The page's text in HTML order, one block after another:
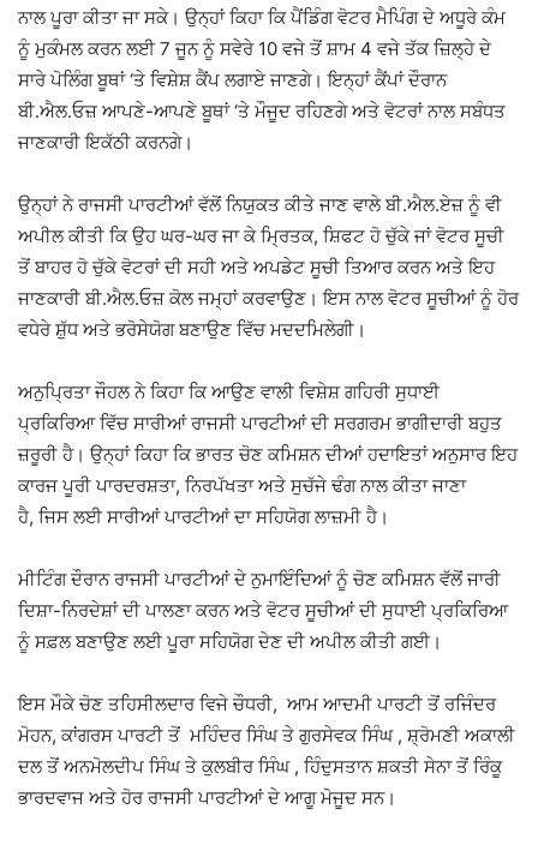
ਨਾਲ ਪੂਰਾ ਕੀਤਾ ਜਾ ਸਕੇ। ਉਨ੍ਹਾਂ ਕਿਹਾ ਕਿ ਪੈਂਡਿੰਗ ਵੋਟਰ ਮੈਪਿੰਗ ਦੇ ਅਧੂਰੇ ਕੰਮ
ਨੂੰ ਮੁਕੰਮਲ ਕਰਨ ਲਈ 7 ਜੂਨ ਨੂੰ ਸਵੇਰੇ 10 ਵਜੇ ਤੋਂ ਸ਼ਾਮ 4 ਵਜੇ ਤੱਕ ਜ਼ਿਲ੍ਹੇ ਦੇ
ਸਾਰੇ ਪੋਲਿੰਗ ਬੂਥਾਂ ‘ਤੇ ਵਿਸ਼ੇਸ਼ ਕੈਂਪ ਲਗਾਏ ਜਾਣਗੇ। ਇਨ੍ਹਾਂ ਕੈਂਪਾਂ ਦੌਰਾਨ
ਬੀ.ਐਲ.ਓਜ਼ ਆਪਣੇ-ਆਪਣੇ ਬੂਥਾਂ ‘ਤੇ ਮੌਜੂਦ ਰਹਿਣਗੇ ਅਤੇ ਵੋਟਰਾਂ ਨਾਲ ਸਬੰਧਤ
ਜਾਣਕਾਰੀ ਇਕੱਠੀ ਕਰਨਗੇ।
ਉਨ੍ਹਾਂ ਨੇ ਰਾਜਸੀ ਪਾਰਟੀਆਂ ਵੱਲੋਂ ਨਿਯੁਕਤ ਕੀਤੇ ਜਾਣ ਵਾਲੇ ਬੀ.ਐਲ.ਏਜ਼ ਨੂੰ ਵੀ
ਅਪੀਲ ਕੀਤੀ ਕਿ ਉਹ ਘਰ-ਘਰ ਜਾ ਕੇ ਮ੍ਰਿਤਕ, ਸ਼ਿਫਟ ਹੋ ਚੁੱਕੇ ਜਾਂ ਵੋਟਰ ਸੂਚੀ
ਤੋਂ ਬਾਹਰ ਹੋ ਚੁੱਕੇ ਵੋਟਰਾਂ ਦੀ ਸਹੀ ਅਤੇ ਅਪਡੇਟ ਸੂਚੀ ਤਿਆਰ ਕਰਨ ਅਤੇ ਇਹ
ਜਾਣਕਾਰੀ ਬੀ.ਐਲ.ਓਜ਼ ਕੋਲ ਜਮ੍ਹਾਂ ਕਰਵਾਉਣ। ਇਸ ਨਾਲ ਵੋਟਰ ਸੂਚੀਆਂ ਨੂੰ ਹੋਰ
ਵਧੇਰੇ ਸ਼ੁੱਧ ਅਤੇ ਭਰੋਸੇਯੋਗ ਬਣਾਉਣ ਵਿੱਚ ਮਦਦਮਿਲੇਗੀ।
ਅਨੁਪ੍ਰਿਤਾ ਜੌਹਲ ਨੇ ਕਿਹਾ ਕਿ ਆਉਣ ਵਾਲੀ ਵਿਸ਼ੇਸ਼ ਗਹਿਰੀ ਸੁਧਾਈ
ਪ੍ਰਕਿਰਿਆ ਵਿੱਚ ਸਾਰੀਆਂ ਰਾਜਸੀ ਪਾਰਟੀਆਂ ਦੀ ਸਰਗਰਮ ਭਾਗੀਦਾਰੀ ਬਹੁਤ
ਜ਼ਰੂਰੀ ਹੈ। ਉਨ੍ਹਾਂ ਕਿਹਾ ਕਿ ਭਾਰਤ ਚੋਣ ਕਮਿਸ਼ਨ ਦੀਆਂ ਹਦਾਇਤਾਂ ਅਨੁਸਾਰ ਇਹ
ਕਾਰਜ ਪੂਰੀ ਪਾਰਦਰਸ਼ਤਾ, ਨਿਰਪੱਖਤਾ ਅਤੇ ਸੁਚੱਜੇ ਢੰਗ ਨਾਲ ਕੀਤਾ ਜਾਣਾ
ਹੈ, ਜਿਸ ਲਈ ਸਾਰੀਆਂ ਪਾਰਟੀਆਂ ਦਾ ਸਹਿਯੋਗ ਲਾਜ਼ਮੀ ਹੈ।
ਮੀਟਿੰਗ ਦੌਰਾਨ ਰਾਜਸੀ ਪਾਰਟੀਆਂ ਦੇ ਨੁਮਾਇੰਦਿਆਂ ਨੂੰ ਚੋਣ ਕਮਿਸ਼ਨ ਵੱਲੋਂ ਜਾਰੀ
ਦਿਸ਼ਾ-ਨਿਰਦੇਸ਼ਾਂ ਦੀ ਪਾਲਣਾ ਕਰਨ ਅਤੇ ਵੋਟਰ ਸੂਚੀਆਂ ਦੀ ਸੁਧਾਈ ਪ੍ਰਕਿਰਿਆ
ਨੂੰ ਸਫ਼ਲ ਬਣਾਉਣ ਲਈ ਪੂਰਾ ਸਹਿਯੋਗ ਦੇਣ ਦੀ ਅਪੀਲ ਕੀਤੀ ਗਈ।
ਇਸ ਮੌਕੇ ਚੋਣ ਤਹਿਸੀਲਦਾਰ ਵਿਜੇ ਚੌਧਰੀ, ਆਮ ਆਦਮੀ ਪਾਰਟੀ ਤੋਂ ਰਜਿੰਦਰ
ਮੋਹਨ, ਕਾਂਗਰਸ ਪਾਰਟੀ ਤੋਂ ਮਹਿੰਦਰ ਸਿੰਘ ਤੇ ਗੁਰਸੇਵਕ ਸਿੰਘ , ਸ਼੍ਰੋਮਣੀ ਅਕਾਲੀ
ਦਲ ਤੋਂ ਅਨਮੋਲਦੀਪ ਸਿੰਘ ਤੇ ਕੁਲਬੀਰ ਸਿੰਘ , ਹਿੰਦੁਸਤਾਨ ਸ਼ਕਤੀ ਸੇਨਾ ਤੋਂ ਰਿੰਕੂ
ਭਾਰਦਵਾਜ ਅਤੇ ਹੋਰ ਰਾਜਸੀ ਪਾਰਟੀਆਂ ਦੇ ਆਗੂ ਮੋਜੂਦ ਸਨ।